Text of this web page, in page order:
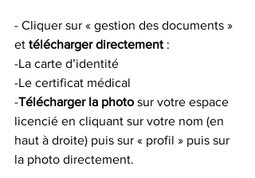
- Cliquer sur « gestion des documents »
et télécharger directement :
-La carte d’identité
-Le certificat médical
-Télécharger la photo sur votre espace
licencié en cliquant sur votre nom (en
haut à droite) puis sur « profil » puis sur
la photo directement.